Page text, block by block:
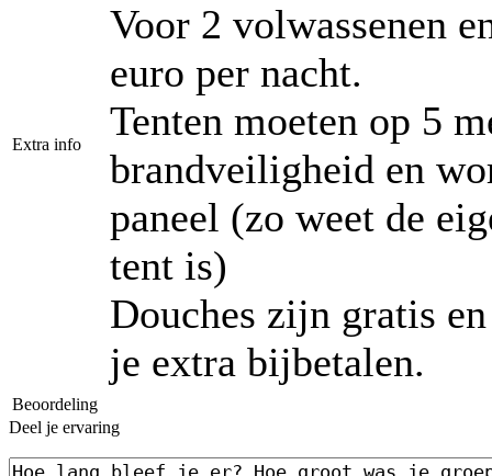
Extra info
Voor 2 volwassenen
euro per nacht.
Tenten moeten op 5
brandveiligheid en
paneel (zo weet de
tent is)
Douches zijn gratis
je extra bijbetalen.
Beoordeling
Deel je ervaring